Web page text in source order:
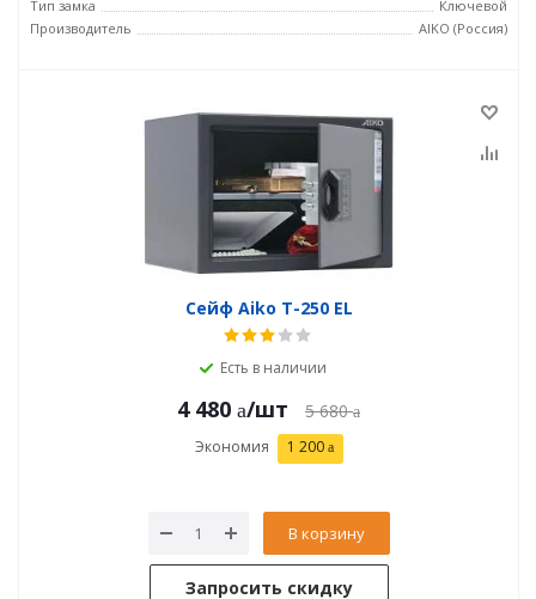
Тип замка
Ключевой
Производитель
AIKO (Россия)
Сейф Aiko T-250 EL
Есть в наличии
4 480 /шт 5 680
Экономия 1 200
В корзину
Запросить скидку